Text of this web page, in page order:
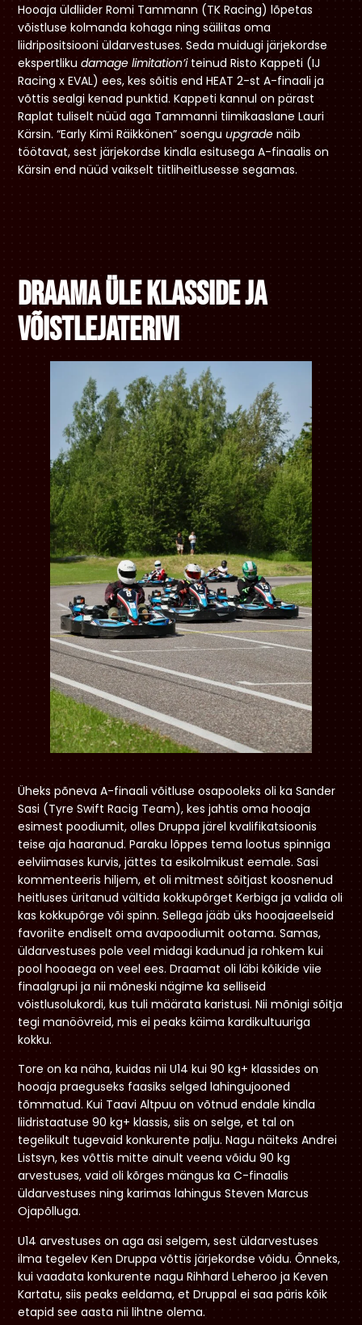
Hooaja üldliider Romi Tammann (TK Racing) lõpetas
võistluse kolmanda kohaga ning säilitas oma
liidripositsiooni üldarvestuses. Seda muidugi järjekordse
ekspertlikudamage limitation’iteinud Risto Kappeti (IJ
Racing x EVAL) ees, kes sõitis end HEAT 2-st A-finaali ja
võttis sealgi kenad punktid. Kappeti kannul on pärast
Raplat tuliselt nüüd aga Tammanni tiimikaaslane Lauri
Kärsin. “Early Kimi Räikkönen” soenguupgrade näib
töötavat, sest järjekordse kindla esitusega A-finaalis on
Kärsin end nüüd vaikselt tiitliheitlusesse segamas.
Draama üle klasside ja
võistlejaterivi
Üheks põneva A-finaali võitluse osapooleks oli ka Sander
Sasi (Tyre Swift Racig Team), kes jahtis oma hooaja
esimest poodiumit, olles Druppa järel kvalifikatsioonis
teise aja haaranud. Paraku lõppes tema lootus spinniga
eelviimases kurvis, jättes ta esikolmikust eemale. Sasi
kommenteeris hiljem, et oli mitmest sõitjast koosnenud
heitluses üritanud vältida kokkupõrget Kerbiga ja valida oli
kas kokkupõrge või spinn. Sellega jääb üks hooajaeelseid
favoriite endiselt oma avapoodiumit ootama. Samas,
üldarvestuses pole veel midagi kadunud ja rohkem kui
pool hooaega on veel ees. Draamat oli läbi kõikide viie
finaalgrupi ja nii mõneski nägime ka selliseid
võistlusolukordi, kus tuli määrata karistusi. Nii mõnigi sõitja
tegi manöövreid, mis ei peaks käima kardikultuuriga
kokku.
Tore on ka näha, kuidas nii U14 kui 90 kg+ klassides on
hooaja praeguseks faasiks selged lahingujooned
tõmmatud. Kui Taavi Altpuu on võtnud endale kindla
liidristaatuse 90 kg+ klassis, siis on selge, et tal on
tegelikult tugevaid konkurente palju. Nagu näiteks Andrei
Listsyn, kes võttis mitte ainult veena võidu 90 kg
arvestuses, vaid oli kõrges mängus ka C-finaalis
üldarvestuses ning karimas lahingus Steven Marcus
Ojapõlluga.
U14 arvestuses on aga asi selgem, sest üldarvestuses
ilma tegelev Ken Druppa võttis järjekordse võidu. Õnneks,
kui vaadata konkurente nagu Rihhard Leheroo ja Keven
Kartatu, siis peaks eeldama, et Druppal ei saa päris kõik
etapid see aasta nii lihtne olema.